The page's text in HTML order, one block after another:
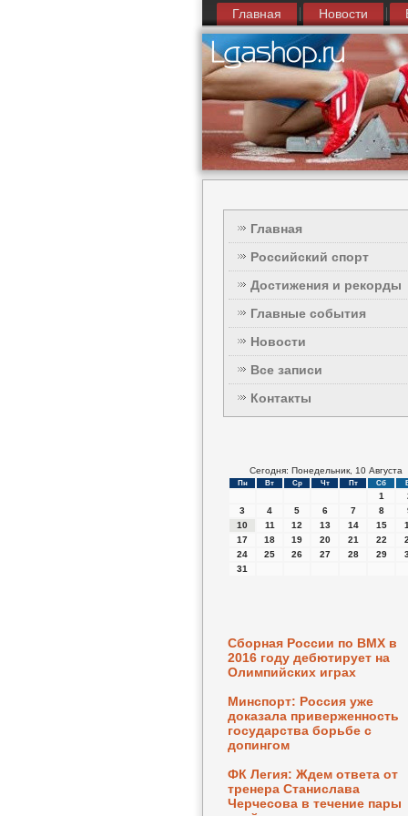
Главная Новости
Главная
Российский спорт
Достижения и рекорды
Главные события
Новости
Все записи
Контакты
Сегодня: Понедельник, 10 Августа
Пн Вт Ср Чт Пт Сб
1
3
4 5 6 7 8
10
11 12 13 14 15
17
18 19 20 21 22
24
25 26 27 28 29
31
Сборная России по ВМХ в
2016 году дебютирует на
Олимпийских играх
Минспорт: Россия уже
доказала приверженность
государства борьбе с
допингом
ФК Легия: Ждем ответа от
тренера Станислава
Черчесова в течение пары